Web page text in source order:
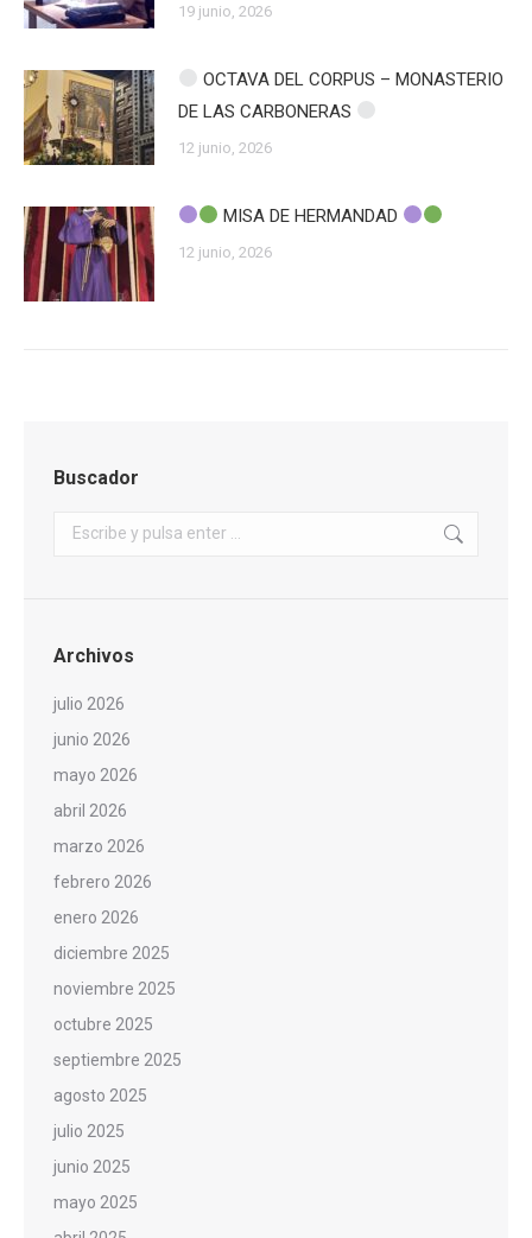
19 junio, 2026
OCTAVA DEL CORPUS – MONASTERIO
DE LAS CARBONERAS
12 junio, 2026
MISA DE HERMANDAD
12 junio, 2026
Buscador
Buscar:
Archivos
julio 2026
junio 2026
mayo 2026
abril 2026
marzo 2026
febrero 2026
enero 2026
diciembre 2025
noviembre 2025
octubre 2025
septiembre 2025
agosto 2025
julio 2025
junio 2025
mayo 2025